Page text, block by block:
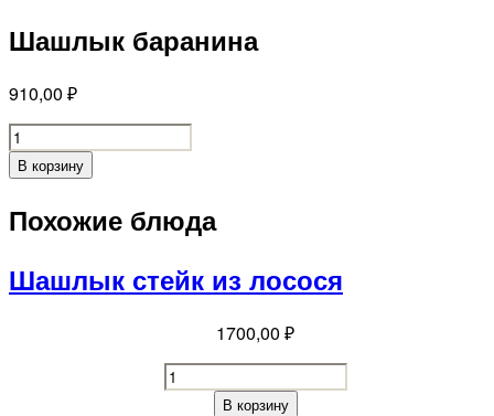
Шашлык баранина
910,00 ₽
Шашлык
баранина
quantity
В корзину
Похожие блюда
Шашлык стейк из лосося
1700,00 ₽
Шашлык
В корзину